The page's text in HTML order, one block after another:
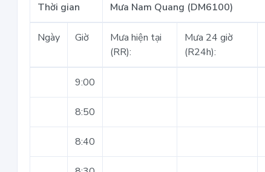
Thời gian Mưa Nam Quang (DM6100)
Ngày Giờ
Mưa hiện tại
(RR):
Mưa 24 giờ
(R24h):
9:00
8:50
8:40